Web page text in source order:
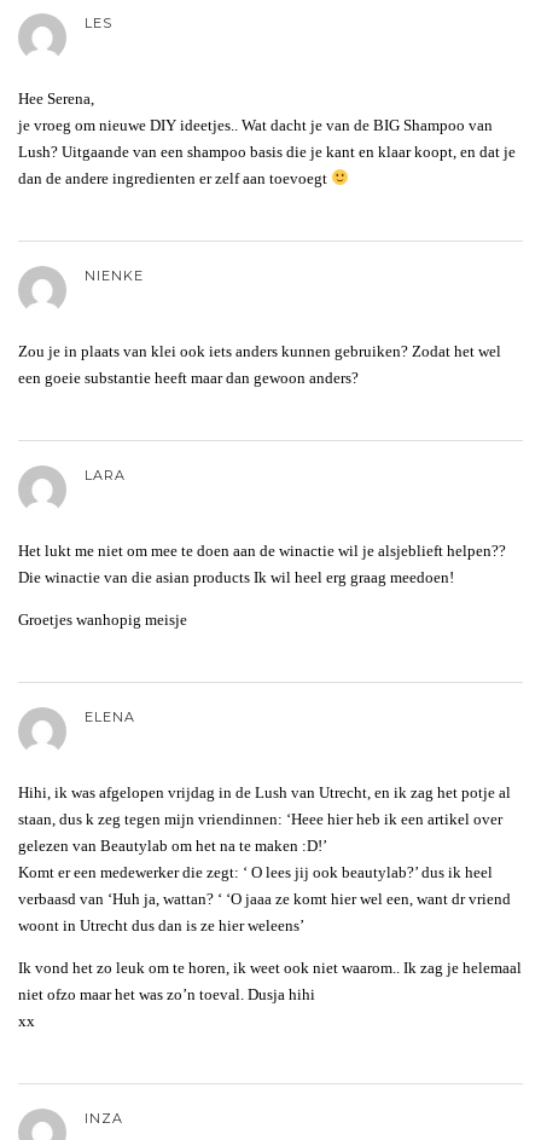
LES
Hee Serena,
je vroeg om nieuwe DIY ideetjes.. Wat dacht je van de BIG Shampoo van
Lush? Uitgaande van een shampoo basis die je kant en klaar koopt, en dat je
dan de andere ingredienten er zelf aan toevoegt
NIENKE
Zou je in plaats van klei ook iets anders kunnen gebruiken? Zodat het wel
een goeie substantie heeft maar dan gewoon anders?
LARA
Het lukt me niet om mee te doen aan de winactie wil je alsjeblieft helpen??
Die winactie van die asian products Ik wil heel erg graag meedoen!
Groetjes wanhopig meisje
ELENA
Hihi, ik was afgelopen vrijdag in de Lush van Utrecht, en ik zag het potje al
staan, dus k zeg tegen mijn vriendinnen: ‘Heee hier heb ik een artikel over
gelezen van Beautylab om het na te maken :D!’
Komt er een medewerker die zegt: ‘ O lees jij ook beautylab?’ dus ik heel
verbaasd van ‘Huh ja, wattan? ‘ ‘O jaaa ze komt hier wel een, want dr vriend
woont in Utrecht dus dan is ze hier weleens’
Ik vond het zo leuk om te horen, ik weet ook niet waarom.. Ik zag je helemaal
niet ofzo maar het was zo’n toeval. Dusja hihi
xx
INZA